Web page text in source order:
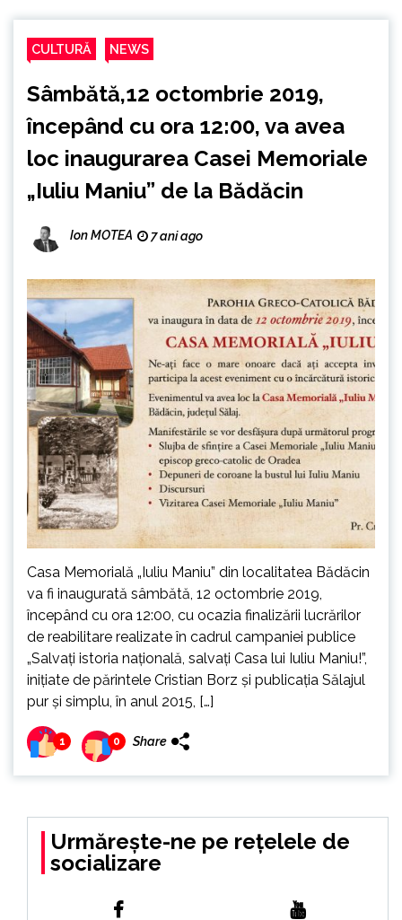
CULTURĂ NEWS
Sâmbătă,12 octombrie 2019,
începând cu ora 12:00, va avea
loc inaugurarea Casei Memoriale
„Iuliu Maniu” de la Bădăcin
Ion MOTEA 7 ani ago
Casa Memorială „Iuliu Maniu” din localitatea Bădăcin
va fi inaugurată sâmbătă, 12 octombrie 2019,
începând cu ora 12:00, cu ocazia finalizării lucrărilor
de reabilitare realizate în cadrul campaniei publice
„Salvaţi istoria naţională, salvaţi Casa lui Iuliu Maniu!”,
inițiate de părintele Cristian Borz și publicația Sălajul
pur și simplu, în anul 2015, […]
1 0 Share
Urmărește-ne pe rețelele de
socializare